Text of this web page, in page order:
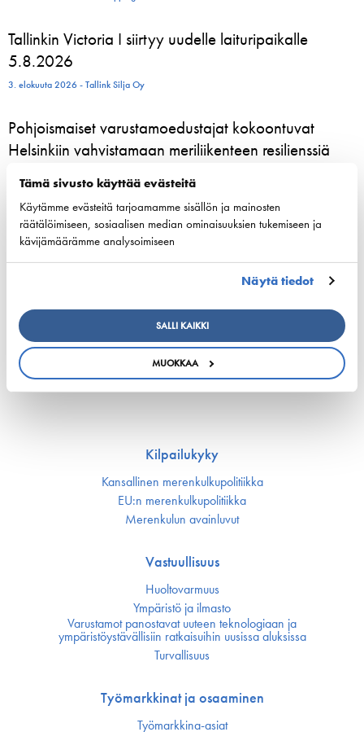
Tämä sivusto käyttää evästeitä
Käytämme evästeitä tarjoamamme sisällön ja mainosten
räätälöimiseen, sosiaalisen median ominaisuuksien tukemiseen ja
kävijämäärämme analysoimiseen
Näytä tiedot
SALLI KAIKKI
MUOKKAA
Tallinkin Victoria I siirtyy uudelle laituripaikalle
5.8.2026
3. elokuuta 2026 - Tallink Silja Oy
Pohjoismaiset varustamoedustajat kokoontuvat
Helsinkiin vahvistamaan meriliikenteen resilienssiä
800 kesätyöntekijää aloittelee parhaillaan Viking
Linen laivoilla – moni heistä löytää uran
merenkulusta
European shipping and aviation sectors urge EU to
channel ETS revenues into clean fuels
22. kesäkuuta 2026 - safety4sea.com
Kilpailukyky
Kansallinen merenkulku­politiikka
EU:n merenkulku­politiikka
Merenkulun avainluvut
Vastuullisuus
Huoltovarmuus
Ympäristö ja ilmasto
Varustamot panostavat uuteen teknologiaan ja
ympäristöystävällisiin ratkaisuihin uusissa aluksissa
Turvallisuus
Työmarkkinat ja osaaminen
Työmarkkina-asiat